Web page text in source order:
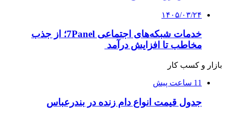
۱۴۰۵/۰۳/۲۴
خدمات شبکه‌های اجتماعی 7Panel؛ از جذب
مخاطب تا افزایش درآمد
بازار و کسب کار
11 ساعت پیش
جدول قیمت انواع دام زنده در بندرعباس